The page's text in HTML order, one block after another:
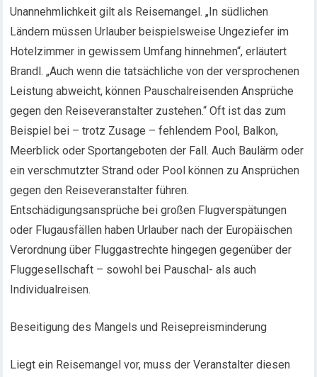
Unannehmlichkeit gilt als Reisemangel. „In südlichen
Ländern müssen Urlauber beispielsweise Ungeziefer im
Hotelzimmer in gewissem Umfang hinnehmen“, erläutert
Brandl. „Auch wenn die tatsächliche von der versprochenen
Leistung abweicht, können Pauschalreisenden Ansprüche
gegen den Reiseveranstalter zustehen.“ Oft ist das zum
Beispiel bei – trotz Zusage – fehlendem Pool, Balkon,
Meerblick oder Sportangeboten der Fall. Auch Baulärm oder
ein verschmutzter Strand oder Pool können zu Ansprüchen
gegen den Reiseveranstalter führen.
Entschädigungsansprüche bei großen Flugverspätungen
oder Flugausfällen haben Urlauber nach der Europäischen
Verordnung über Fluggastrechte hingegen gegenüber der
Fluggesellschaft – sowohl bei Pauschal- als auch
Individualreisen.
Beseitigung des Mangels und Reisepreisminderung
Liegt ein Reisemangel vor, muss der Veranstalter diesen